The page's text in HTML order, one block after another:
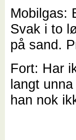
Mobilgas:
Svak i to
på sand.
Fort: Har
langt
han nok